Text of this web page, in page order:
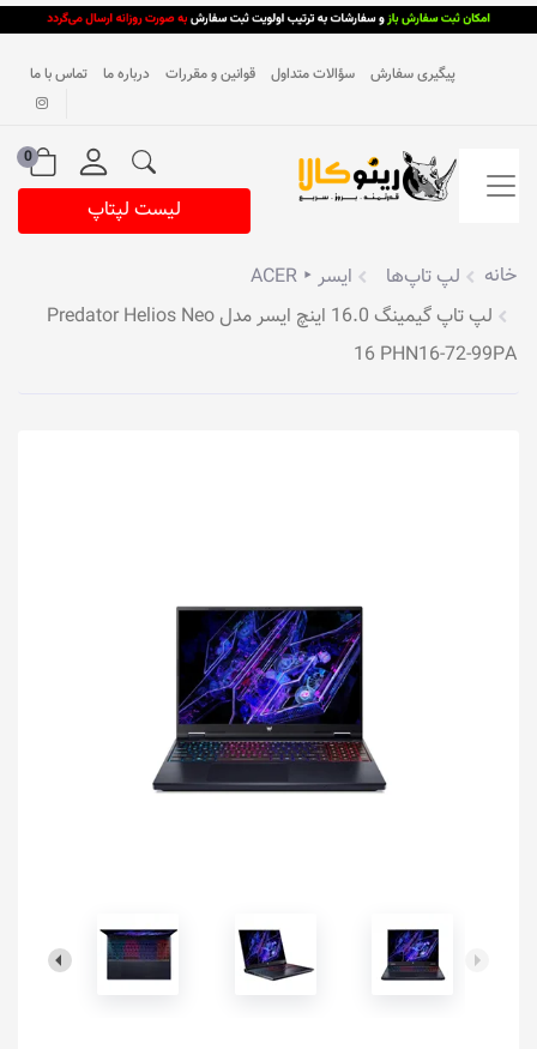
پیگیری سفارش سؤالات متداول قوانین و مقررات درباره ما تماس با ما
0
لیست لپتاپ
خانه لپ تاپ‌ها
ایسر ‣ ACER
لپ تاپ گیمینگ 16.0 اینچ ایسر مدل Predator Helios Neo
16 PHN16-72-99PA